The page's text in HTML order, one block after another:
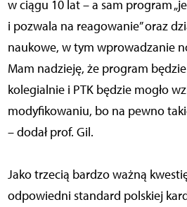
w ciągu 10 lat – a sam program
i pozwala na reagowanie” oraz
naukowe, w tym wprowadzanie
Mam nadzieję, że program
kolegialnie i PTK będzie mogło
modyfikowaniu, bo na pewno
– dodał prof. Gil.
Jako trzecią bardzo ważną
odpowiedni standard polskiej